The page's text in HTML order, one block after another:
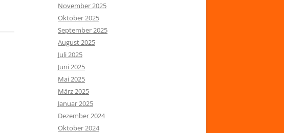
November 2025
Oktober 2025
September 2025
August 2025
Juli 2025
Juni 2025
Mai 2025
März 2025
Januar 2025
Dezember 2024
Oktober 2024